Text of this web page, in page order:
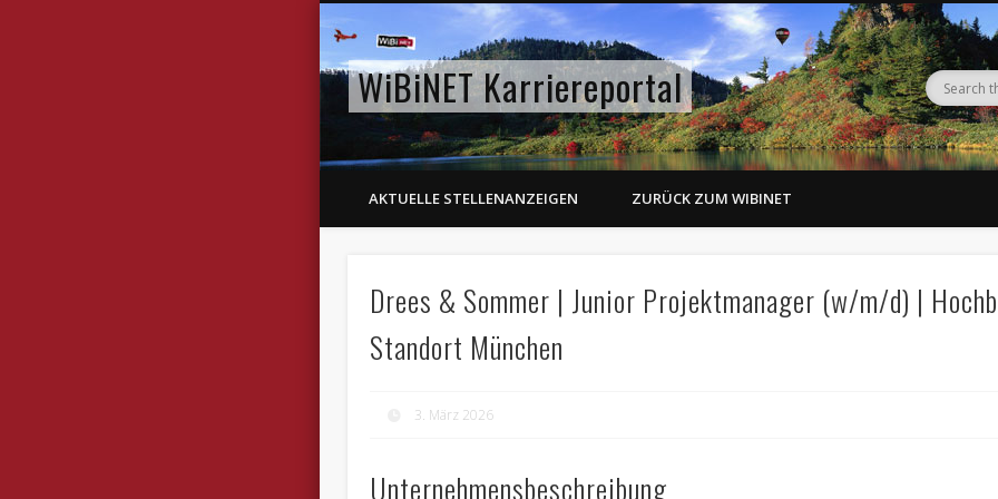
WiBiNET Karriereportal
AKTUELLE STELLENANZEIGEN ZURÜCK ZUM WIBINET
Drees & Sommer | Junior Projektmanager (w/m/d) |
Standort München
3. März 2026
Unternehmensbeschreibung